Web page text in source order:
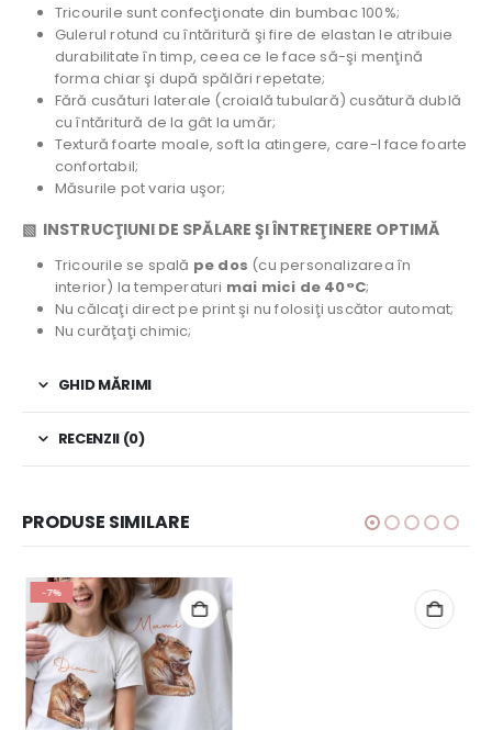
Tricourile sunt confecţionate din bumbac 100%;
Gulerul rotund cu întăritură şi fire de elastan le atribuie
durabilitate în timp, ceea ce le face să-şi menţină
forma chiar şi după spălări repetate;
Fără cusături laterale (croială tubulară) cusătură dublă
cu întăritură de la gât la umăr;
Textură foarte moale, soft la atingere, care-l face foarte
confortabil;
Măsurile pot varia uşor;
▧ INSTRUCŢIUNI DE SPĂLARE ŞI ÎNTREŢINERE OPTIMĂ
Tricourile se spală pe dos (cu personalizarea în
interior) la temperaturi mai mici de 40°C;
Nu călcaţi direct pe print şi nu folosiţi uscător automat;
Nu curăţaţi chimic;
GHID MĂRIMI
RECENZII (0)
PRODUSE SIMILARE
-7%